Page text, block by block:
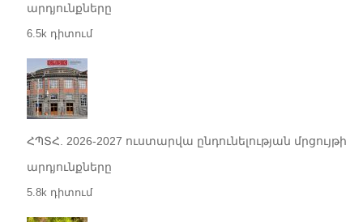
արդյունքները
6.5k դիտում
ՀՊՏՀ. 2026-2027 ուստարվա ընդունելության մրցույթի
արդյունքները
5.8k դիտում